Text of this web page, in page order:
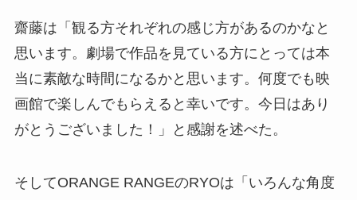
齋藤は「観る方それぞれの感じ方があるのかなと
思います。劇場で作品を見ている方にとっては本
当に素敵な時間になるかと思います。何度でも映
画館で楽しんでもらえると幸いです。今日はあり
がとうございました！」と感謝を述べた。
そしてORANGE RANGEのRYOは「いろんな角度